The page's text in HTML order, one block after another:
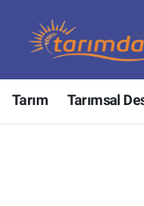
Tarım Tarımsal
Tarım
Hayvancılık
Nöbetçi
Hava Durumu